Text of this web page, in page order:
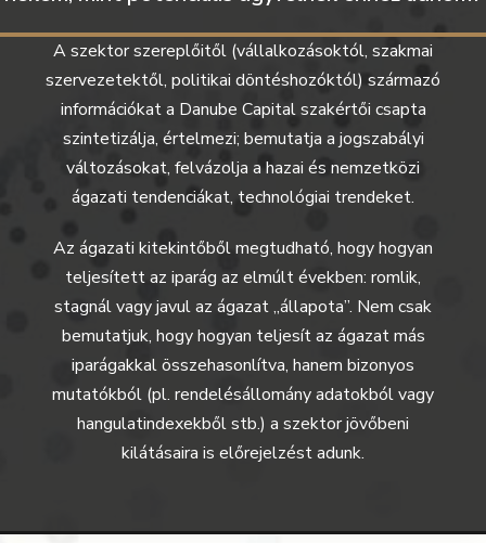
A szektor szereplőitől (vállalkozásoktól, szakmai
szervezetektől, politikai döntéshozóktól) származó
információkat a Danube Capital szakértői csapta
szintetizálja, értelmezi; bemutatja a jogszabályi
változásokat, felvázolja a hazai és nemzetközi
ágazati tendenciákat, technológiai trendeket.
Az ágazati kitekintőből megtudható, hogy hogyan
teljesített az iparág az elmúlt években: romlik,
stagnál vagy javul az ágazat „állapota”. Nem csak
bemutatjuk, hogy hogyan teljesít az ágazat más
iparágakkal összehasonlítva, hanem bizonyos
mutatókból (pl. rendelésállomány adatokból vagy
hangulatindexekből stb.) a szektor jövőbeni
kilátásaira is előrejelzést adunk.